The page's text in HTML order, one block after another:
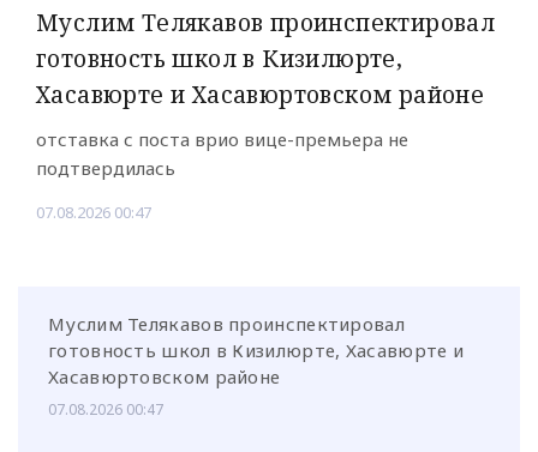
Муслим Телякавов проинспектировал
готовность школ в Кизилюрте,
Хасавюрте и Хасавюртовском районе
отставка с поста врио вице-премьера не
подтвердилась
07.08.2026 00:47
Муслим Телякавов проинспектировал
готовность школ в Кизилюрте, Хасавюрте и
Хасавюртовском районе
07.08.2026 00:47